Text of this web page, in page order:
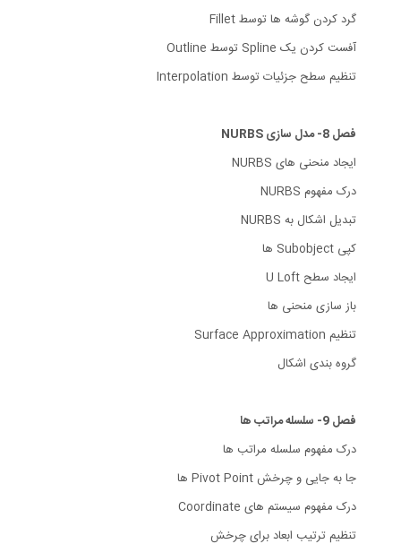
گرد کردن گوشه ها توسط Fillet
آفست کردن یک Spline توسط Outline
تنظیم سطح جزئیات توسط Interpolation
فصل 8- مدل سازی NURBS
ایجاد منحنی های NURBS
درک مفهوم NURBS
تبدیل اشکال به NURBS
کپی Subobject ها
ایجاد سطح U Loft
باز سازی منحنی ها
تنظیم Surface Approximation
گروه بندی اشکال
فصل 9- سلسله مراتب ها
درک مفهوم سلسله مراتب ها
جا به جایی و چرخش Pivot Point ها
درک مفهوم سیستم های Coordinate
تنظیم ترتیب ابعاد برای چرخش